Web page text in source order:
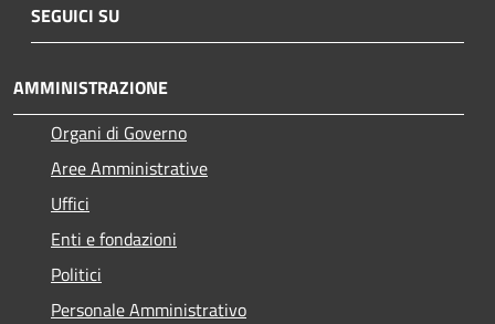
SEGUICI SU
AMMINISTRAZIONE
Organi di Governo
Aree Amministrative
Uffici
Enti e fondazioni
Politici
Personale Amministrativo